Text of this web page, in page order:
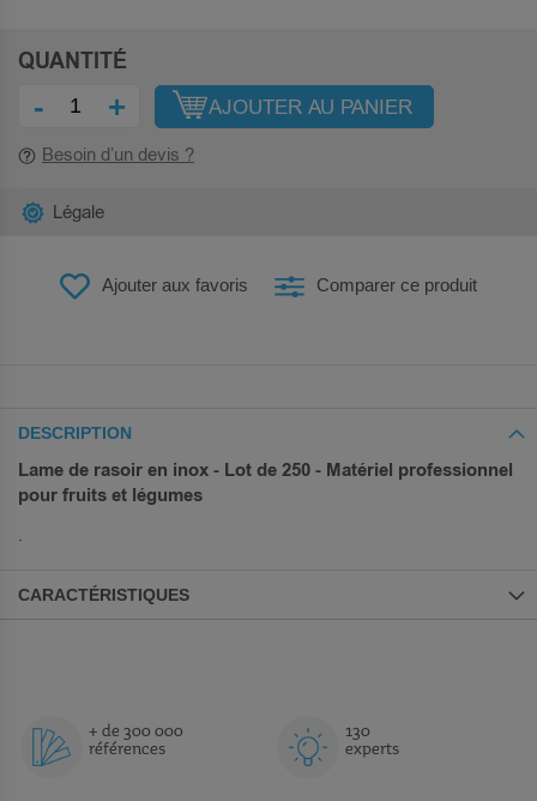
QUANTITÉ
- + AJOUTER AU PANIER
Besoin d’un devis ?
Ajouter aux favoris Comparer ce produit
Légale
DESCRIPTION
Lame de rasoir en inox - Lot de 250 - Matériel professionnel
pour fruits et légumes
CARACTÉRISTIQUES
+ de 300 000
références
130
experts